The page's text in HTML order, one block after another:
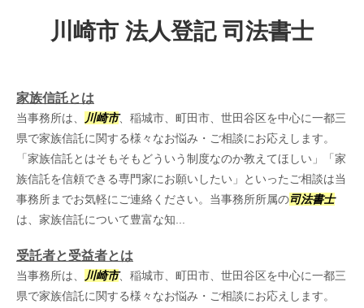
川崎市 法人登記 司法書士
家族信託とは
当事務所は、 川崎市、稲城市、町田市、世田谷区を中心に一都三
県で家族信託に関する様々なお悩み・ご相談にお応えします。
「家族信託とはそもそもどういう制度なのか教えてほしい」「家
族信託を信頼できる専門家にお願いしたい」といったご相談は当
事務所までお気軽にご連絡ください。当事務所所属の司法書士
は、家族信託について豊富な知...
受託者と受益者とは
当事務所は、 川崎市、稲城市、町田市、世田谷区を中心に一都三
県で家族信託に関する様々なお悩み・ご相談にお応えします。